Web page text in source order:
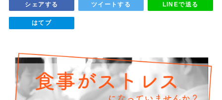
シェアする ツイートする LINEで送る
はてブ